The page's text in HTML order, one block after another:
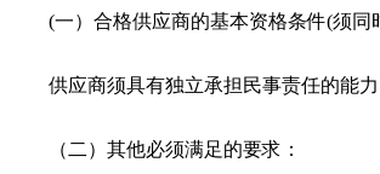
(一）合格供应商的基本资格条件(须同
供应商须具有独立承担民事责任的能
（二）其他必须满足的要求：